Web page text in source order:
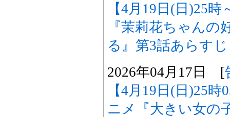
【4月19日(日)25
『茉莉花ちゃん
る』第3話あらす
2026年04月17日 [
【4月19日(日)25
ニメ『大きい女の